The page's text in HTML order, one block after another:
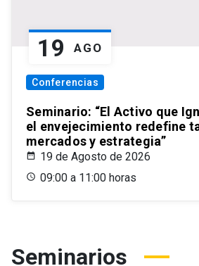
19 AGO
Conferencias
Seminario: “El Activo que
el envejecimiento redefine
mercados y estrategia”
19 de Agosto de 2026
09:00 a 11:00 horas
Seminarios